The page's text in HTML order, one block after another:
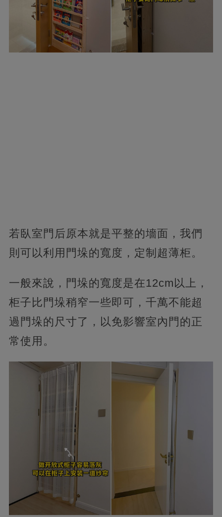
若臥室門后原本就是平整的墻面，我們
則可以利用門垛的寬度，定制超薄柜。
一般來說，門垛的寬度是在12cm以上，
柜子比門垛稍窄一些即可，千萬不能超
過門垛的尺寸了，以免影響室內門的正
常使用。